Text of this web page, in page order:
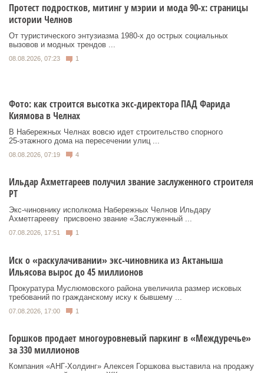
Протест подростков, митинг у мэрии и мода 90-х: страницы
истории Челнов
От туристического энтузиазма 1980‑х до острых социальных
вызовов и модных трендов ...
08.08.2026, 07:23 1
Фото: как строится высотка экс-директора ПАД Фарида
Киямова в Челнах
В Набережных Челнах вовсю идет строительство спорного
25‑этажного дома на пересечении улиц ...
08.08.2026, 07:19 4
Ильдар Ахметгареев получил звание заслуженного строителя
РТ
Экс‑чиновнику исполкома Набережных Челнов Ильдару
Ахметгарееву присвоено звание «Заслуженный ...
07.08.2026, 17:51 1
Иск о «раскулачивании» экс-чиновника из Актаныша
Ильясова вырос до 45 миллионов
Прокуратура Муслюмовского района увеличила размер исковых
требований по гражданскому иску к бывшему ...
07.08.2026, 17:00 1
Горшков продает многоуровневый паркинг в «Междуречье»
за 330 миллионов
Компания «АНГ-Холдинг» Алексея Горшкова выставила на продажу